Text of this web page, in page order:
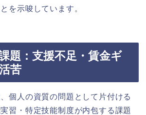
を示唆しています。
題：支援不足・賃金ギ
苦
個人の資質の問題として片付ける
習・特定技能制度が内包する課題